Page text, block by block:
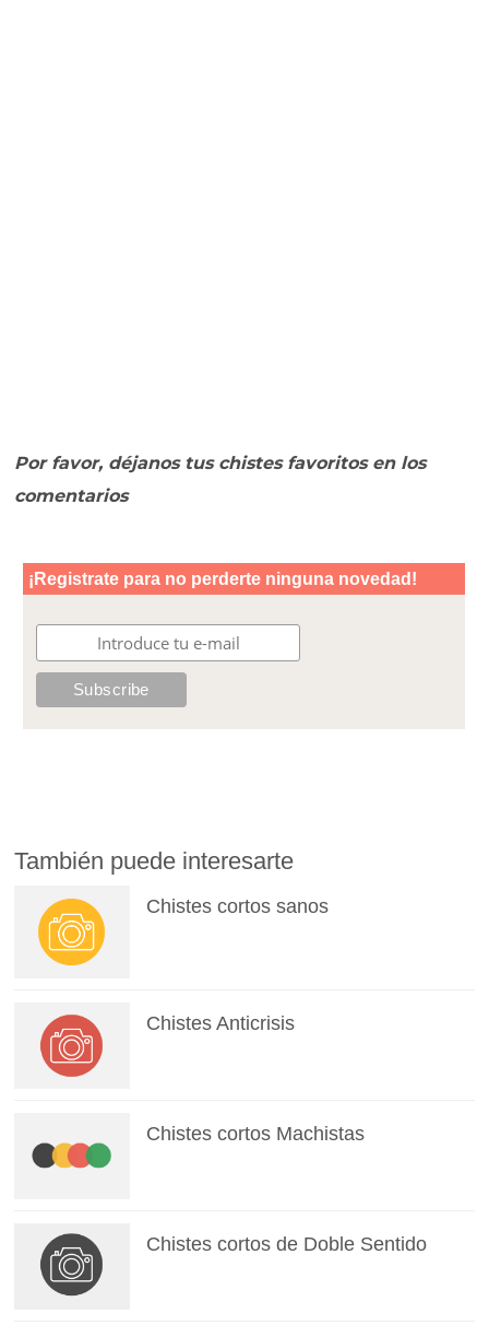
Por favor, déjanos tus chistes favoritos en los
comentarios
También puede interesarte
Chistes cortos sanos
Chistes Anticrisis
Chistes cortos Machistas
Chistes cortos de Doble Sentido